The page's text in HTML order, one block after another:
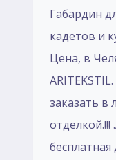
Габардин
кадетов и
Цена, в
заказать
отделкой.!!!
бесплатная